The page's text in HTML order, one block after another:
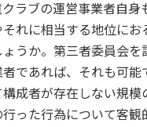
ラブの運営事業者自
れに相当する地位に
うか。第三者委員会を
であれば、それも可能
成者が存在しない規
った行為について客